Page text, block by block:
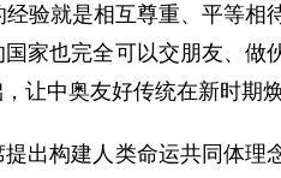
验就是相互尊重、平等相
家也完全可以交朋友、做
让中奥友好传统在新时期
出构建人类命运共同体理